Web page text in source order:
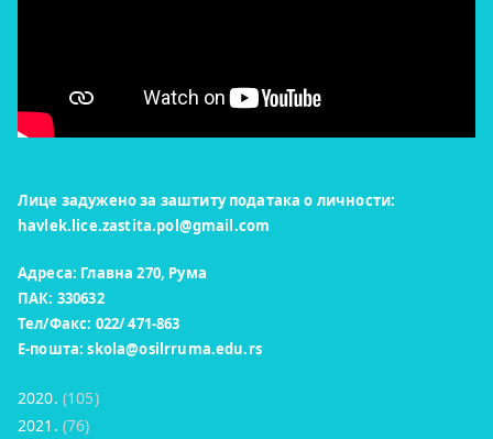
Лице задужено за заштиту података о личности:
havlek.lice.zastita.pol@gmail.com
Адреса: Главна 270, Рума
ПАК: 330632
Тел/Факс: 022/ 471-863
Е-пошта:skola@osilrruma.edu.rs
2020. (105)
2021. (76)